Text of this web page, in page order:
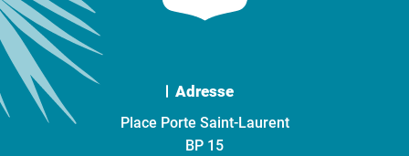
Adresse
Place Porte Saint-Laurent
BP 15